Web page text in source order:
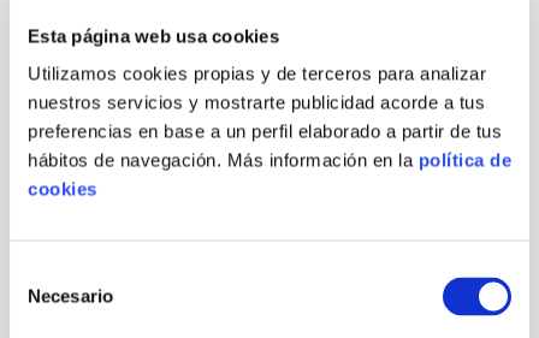
Esta página web usa cookies
Utilizamos cookies propias y de terceros para analizar
nuestros servicios y mostrarte publicidad acorde a tus
preferencias en base a un perfil elaborado a partir de tus
hábitos de navegación. Más información en la política de
cookies
Necesario
At vero eos et accusamus et iusto odio
dignissimos ducimus qui blanditiis
praesentium voluptatum deleniti.